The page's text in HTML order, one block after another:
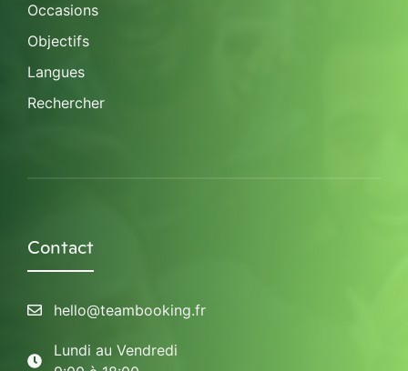
Occasions
Objectifs
Langues
Rechercher
Contact
hello@teambooking.fr
Lundi au Vendredi